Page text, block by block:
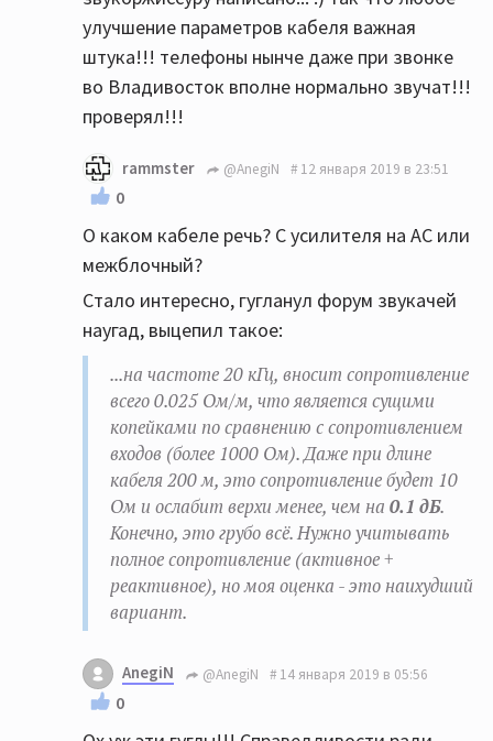
улучшение параметров кабеля важная
штука!!! телефоны нынче даже при звонке
во Владивосток вполне нормально звучат!!!
проверял!!!
rammster @AnegiN 12 января 2019 в 23:51
0
О каком кабеле речь? С усилителя на АС или
межблочный?
Стало интересно, гугланул форум звукачей
наугад, выцепил такое:
...на частоте 20 кГц, вносит сопротивление
всего 0.025 Ом/м, что является сущими
копейками по сравнению с сопротивлением
входов (более 1000 Ом). Даже при длине
кабеля 200 м, это сопротивление будет 10
Ом и ослабит верхи менее, чем на 0.1 дБ.
Конечно, это грубо всё. Нужно учитывать
полное сопротивление (активное +
реактивное), но моя оценка - это наихудший
вариант.
AnegiN @AnegiN 14 января 2019 в 05:56
0